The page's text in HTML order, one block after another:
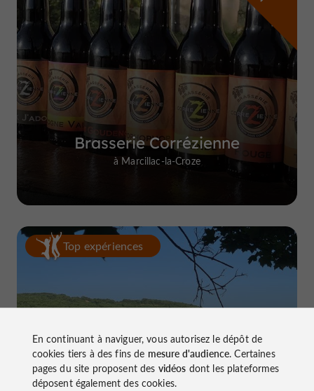
Brasserie Corrézienne
à Marcillac-la-Croze
Top expériences
Le Lac du Causse, LE lieu à connaître
près de Brive
En continuant à naviguer, vous autorisez le dépôt de
cookies tiers à des fins de mesure d'audience. Certaines
pages du site proposent des vidéos dont les plateformes
déposent également des cookies.